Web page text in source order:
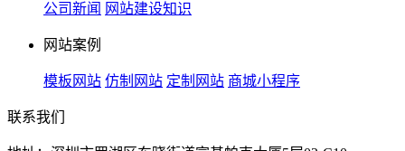
公司新闻 网站建设知识
网站案例
模板网站 仿制网站 定制网站 商城小程序
联系我们